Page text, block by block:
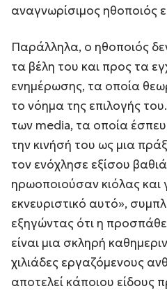
αναγνωρίσιμος ηθοποιός
Παράλληλα, ο ηθοποιός
τα βέλη του και προς τα
ενημέρωσης, τα οποία
το νόημα της επιλογής
των media, τα οποία
την κινήσή του ως μια
τον ενόχλησε εξίσου
ηρωοποιούσαν κιόλας και
εκνευριστικό αυτό»,
εξηγώντας ότι η
είναι μια σκληρή
χιλιάδες εργαζόμενους
αποτελεί κάποιου είδους